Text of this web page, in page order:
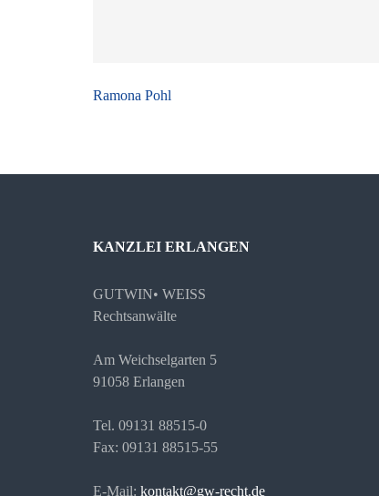
Beitragsnavigation
Ramona Pohl
KANZLEI ERLANGEN
GUTWIN• WEISS
Rechtsanwälte
Am Weichselgarten 5
91058 Erlangen
Tel. 09131 88515-0
Fax: 09131 88515-55
E-Mail: kontakt@gw-recht.de